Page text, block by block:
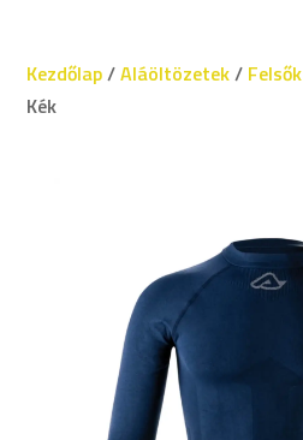
Kezdőlap/Aláöltözetek/ Felsők
Kék